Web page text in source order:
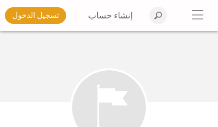
إنشاء حساب تسجيل الدخول